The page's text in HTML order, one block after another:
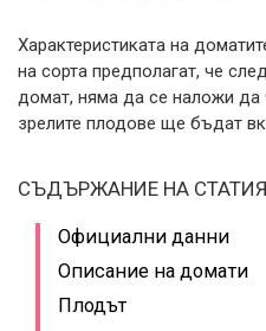
Характеристиката на
на сорта предполагат, че
домат, няма да се наложи да
зрелите плодове ще бъдат
СЪДЪРЖАНИЕ НА
Официални данни
Описание на домати
Плодът